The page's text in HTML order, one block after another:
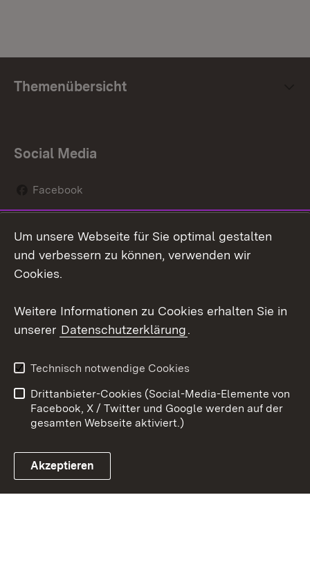
Themenübersicht
Social Media
Facebook
Social Wall
Youtube
Link zum Landesportal
Kontakt
Datenschutz
Barrierefreiheit
Impressum Cookies
Um unsere Webseite für Sie optimal gestalten
und verbessern zu können, verwenden wir
Cookies.
Weitere Informationen zu Cookies erhalten Sie in
unserer Datenschutzerklärung.
Technisch notwendige Cookies
Drittanbieter-Cookies (Social-Media-Elemente von
Facebook, X / Twitter und Google werden auf der
gesamten Webseite aktiviert.)
Akzeptieren